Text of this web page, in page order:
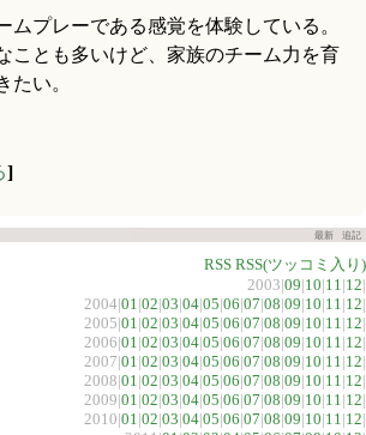
ムプレーである感覚を体験している。
ことも多いけど、家族のチーム力を育
たい。
]
最新 追記
RSS RSS(ツッコミ入り)
2003|09|10|11 |12|
2004|01 |02|03|04|05|06|07|08|09|10|11 |12|
2005|01 |02|03|04|05|06|07|08|09|10|11 |12|
2006|01 |02|03|04|05|06|07|08|09|10|11 |12|
2007|01 |02|03|04|05|06|07|08|09|10|11 |12|
2008|01 |02|03|04|05|06|07|08|09|10|11 |12|
2009|01 |02|03|04|05|06|07|08|09|10|11 |12|
2010|01 |02|03|04|05|06|07|08|09|10|11 |12|